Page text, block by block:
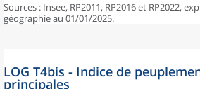
Sources : Insee, RP2011, RP2016 et RP2022,
géographie au 01/01/2025.
LOG T4bis - Indice de
principales